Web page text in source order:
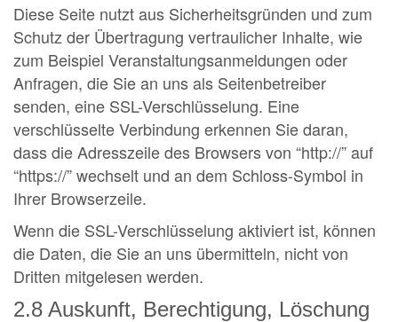
Diese Seite nutzt aus Sicherheitsgründen und zum
Schutz der Übertragung vertraulicher Inhalte, wie
zum Beispiel Veranstaltungsanmeldungen oder
Anfragen, die Sie an uns als Seitenbetreiber
senden, eine SSL-Verschlüsselung. Eine
verschlüsselte Verbindung erkennen Sie daran,
dass die Adresszeile des Browsers von “http://” auf
“https://” wechselt und an dem Schloss-Symbol in
Ihrer Browserzeile.
Wenn die SSL-Verschlüsselung aktiviert ist, können
die Daten, die Sie an uns übermitteln, nicht von
Dritten mitgelesen werden.
2.8 Auskunft, Berechtigung, Löschung